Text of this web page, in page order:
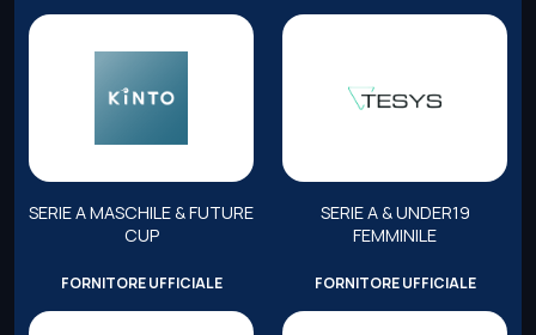
SERIE A MASCHILE & FUTURE
CUP
SERIE A & UNDER19
FEMMINILE
FORNITORE UFFICIALE FORNITORE UFFICIALE